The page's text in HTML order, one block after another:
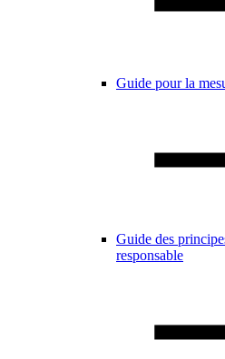
Guide pour la
Guide des
responsable